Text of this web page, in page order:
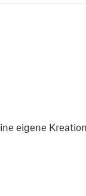
eigene